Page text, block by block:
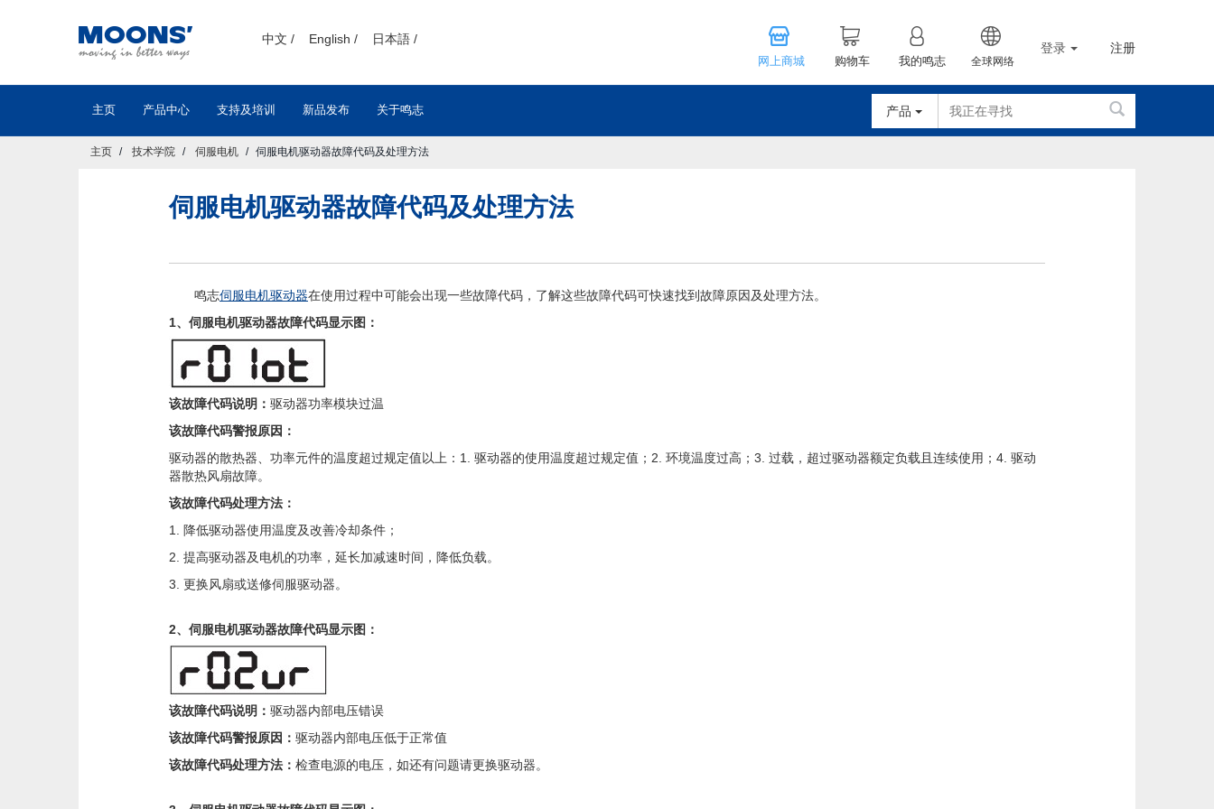
中文 / English / 日本語 /
网上商城 购物车 我的鸣志 全球网络
登录 注册
主页 产品中心 支持及培训 新品发布 关于鸣志 产品
主页 技术学院 伺服电机 伺服电机驱动器故障代码及处理方法
伺服电机驱动器故障代码及处理方法
鸣志伺服电机驱动器在使用过程中可能会出现一些故障代码，了解这些故障代码可快速找到故障原因及处理方法。
1、伺服电机驱动器故障代码显示图：
该故障代码说明： 驱动器功率模块过温
该故障代码警报原因：
驱动器的散热器、功率元件的温度超过规定值以上：1. 驱动器的使用温度超过规定值；2. 环境温度过高；3. 过载，超过驱动器额定负载且连续使用；4. 驱动
器散热风扇故障。
该故障代码处理方法：
1. 降低驱动器使用温度及改善冷却条件；
2. 提高驱动器及电机的功率，延长加减速时间，降低负载。
3. 更换风扇或送修伺服驱动器。
2、伺服电机驱动器故障代码显示图：
该故障代码说明： 驱动器内部电压错误
该故障代码警报原因： 驱动器内部电压低于正常值
该故障代码处理方法： 检查电源的电压，如还有问题请更换驱动器。